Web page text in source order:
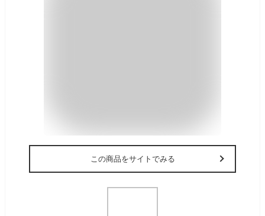
この商品をサイトでみる